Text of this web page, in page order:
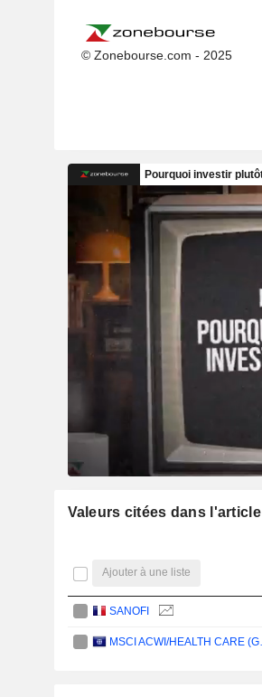
© Zonebourse.com - 2025
Valeurs citées dans l'article
Ajouter à une liste
SANOFI